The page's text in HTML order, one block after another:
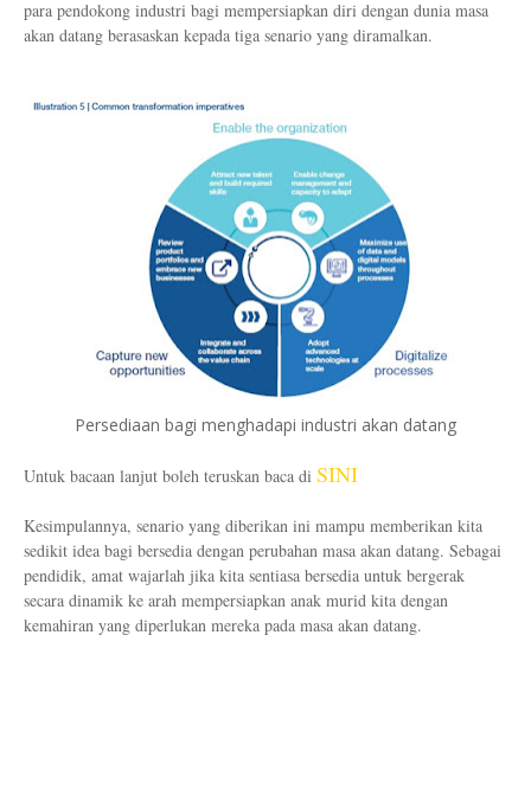
para pendokong industri bagi mempersiapkan diri dengan dunia masa
akan datang berasaskan kepada tiga senario yang diramalkan.
Persediaan bagi menghadapi industri akan datang
Untuk bacaan lanjut boleh teruskan baca di SINI
Kesimpulannya, senario yang diberikan ini mampu memberikan kita
sedikit idea bagi bersedia dengan perubahan masa akan datang. Sebagai
pendidik, amat wajarlah jika kita sentiasa bersedia untuk bergerak
secara dinamik ke arah mempersiapkan anak murid kita dengan
kemahiran yang diperlukan mereka pada masa akan datang.